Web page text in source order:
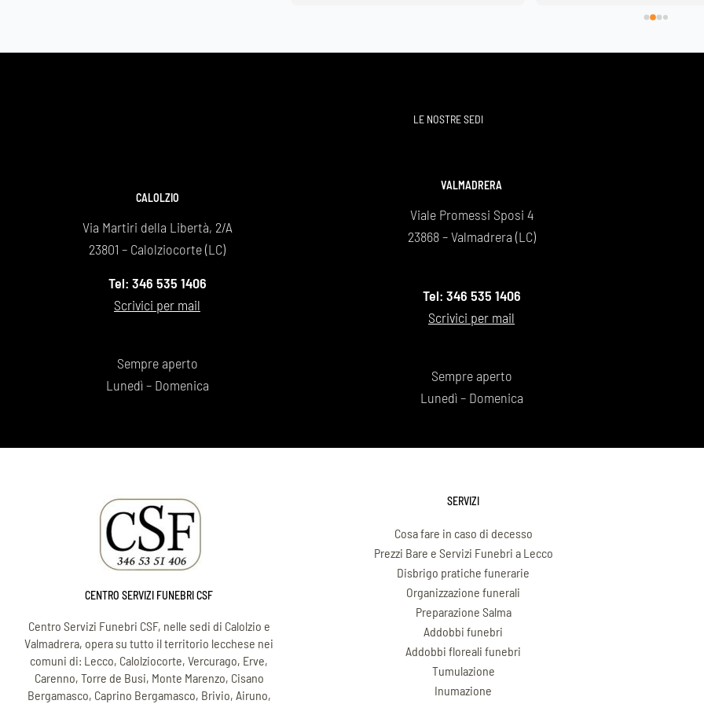
dell'organizzazione del funerale. Dal primo
merito alla cerimonia di commiato
miei genitori mi avevano lasciato
LE NOSTRE SEDI
CALOLZIO
Via Martiri della Libertà, 2/A
23801 – Calolziocorte (LC)
Tel: 346 535 1406
Scrivici per mail
Sempre aperto
Lunedì – Domenica
VALMADRERA
Viale Promessi Sposi 4
23868 – Valmadrera (LC)
Tel: 346 535 1406
Scrivici per mail
Sempre aperto
Lunedì – Domenica
CENTRO SERVIZI FUNEBRI CSF
Centro Servizi Funebri CSF, nelle sedi di Calolzio e
Valmadrera, opera su tutto il territorio lecchese nei
comuni di: Lecco, Calolziocorte, Vercurago, Erve,
Carenno, Torre de Busi, Monte Marenzo, Cisano
Bergamasco, Caprino Bergamasco, Brivio, Airuno,
SERVIZI
Cosa fare in caso di decesso
Prezzi Bare e Servizi Funebri a Lecco
Disbrigo pratiche funerarie
Organizzazione funerali
Preparazione Salma
Addobbi funebri
Addobbi floreali funebri
Tumulazione
Inumazione